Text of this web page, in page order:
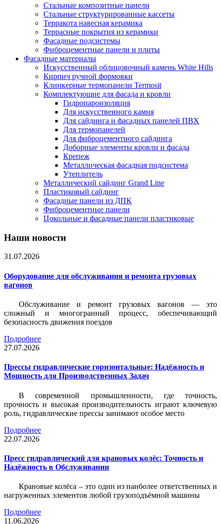
Стальные композитные панели
Стальные структурированные кассеты
Терракота навесная керамика
Террасные покрытия из керамики
Фасадные подсистемы
Фиброцементные панели и плиты
Фасадные материалы
Искусственный облицовочный камень White Hills
Кирпич ручной формовки
Клинкерные термопанели Termosit
Комплектующие для фасада и кровли
Гидропароизоляция
Для искусственного камня
Для сайдинга и фасадных панелей ПВХ
Для термопанелей
Для фиброцементного сайдинга
Доборные элементы кровли и фасада
Крепеж
Металлическая фасадная подсистема
Утеплитель
Металлический сайдинг Grand Line
Пластиковый сайдинг
Фасадные панели из ДПК
Фиброцементные панели
Цокольные и фасадные панели пластиковые
Наши новости
31.07.2026
Оборудование для обслуживания и ремонта грузовых
вагонов
Обслуживание и ремонт грузовых вагонов — это
сложный и многогранный процесс, обеспечивающий
безопасность движения поездов
Подробнее
27.07.2026
Прессы гидравлические горизонтальные: Надёжность и
Мощность для Производственных Задач
В современной промышленности, где точность,
прочность и высокая производительность играют ключевую
роль, гидравлические прессы занимают особое место
Подробнее
22.07.2026
Пресс гидравлический для крановых колёс: Точность и
Надёжность в Обслуживании
Крановые колёса – это один из наиболее ответственных и
нагруженных элементов любой грузоподъёмной машины
Подробнее
11.06.2026